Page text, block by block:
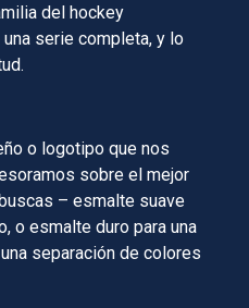
del hockey
serie completa, y lo
o logotipo que nos
sobre el mejor
– esmalte suave
o esmalte duro para una
separación de colores